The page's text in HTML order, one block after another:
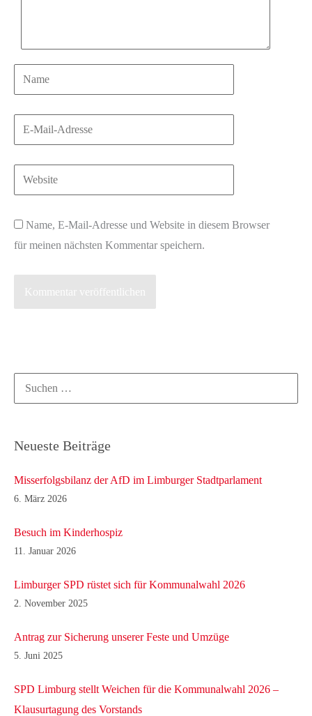
Name
E-
Mail-
Adresse
Website
Name, E-Mail-Adresse und Website in diesem Browser
für meinen nächsten Kommentar speichern.
Suchen
nach:
Neueste Beiträge
Misserfolgsbilanz der AfD im Limburger Stadtparlament
6. März 2026
Besuch im Kinderhospiz
11. Januar 2026
Limburger SPD rüstet sich für Kommunalwahl 2026
2. November 2025
Antrag zur Sicherung unserer Feste und Umzüge
5. Juni 2025
SPD Limburg stellt Weichen für die Kommunalwahl 2026 –
Klausurtagung des Vorstands